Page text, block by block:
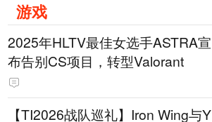
游戏
2025年HLTV最佳女选手ASTRA宣
布告别CS项目，转型Valorant
【TI2026战队巡礼】Iron Wing与Y